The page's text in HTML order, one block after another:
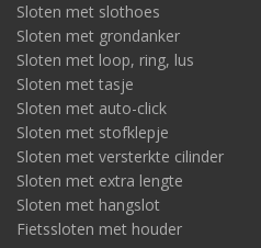
Sloten met slothoes
Sloten met grondanker
Sloten met loop, ring, lus
Sloten met tasje
Sloten met auto-click
Sloten met stofklepje
Sloten met versterkte cilinder
Sloten met extra lengte
Sloten met hangslot
Fietssloten met houder